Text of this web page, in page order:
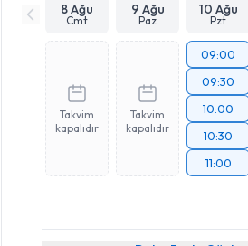
8 Ağu
Cmt
9 Ağu
Paz
10 Ağu
Pzt
Takvim
kapalıdır
Takvim
kapalıdır
09:00
09:30
10:00
10:30
11:00